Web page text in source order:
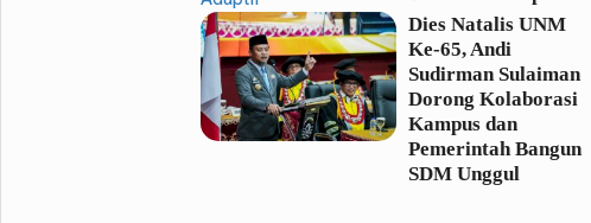
Dies Natalis UNM
Ke-65, Andi
Sudirman Sulaiman
Dorong Kolaborasi
Kampus dan
Pemerintah Bangun
SDM Unggul